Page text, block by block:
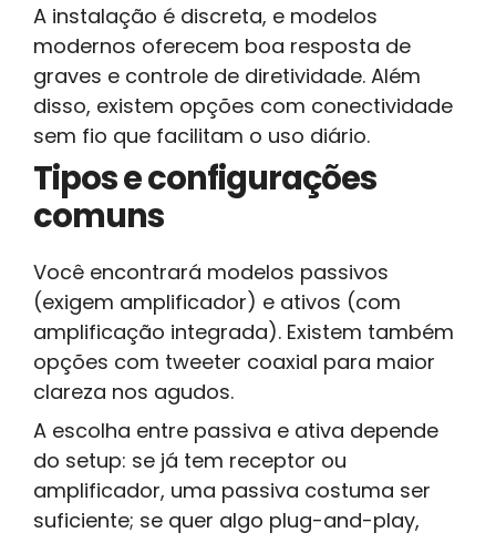
A instalação é discreta, e modelos
modernos oferecem boa resposta de
graves e controle de diretividade. Além
disso, existem opções com conectividade
sem fio que facilitam o uso diário.
Tipos e configurações
comuns
Você encontrará modelos passivos
(exigem amplificador) e ativos (com
amplificação integrada). Existem também
opções com tweeter coaxial para maior
clareza nos agudos.
A escolha entre passiva e ativa depende
do setup: se já tem receptor ou
amplificador, uma passiva costuma ser
suficiente; se quer algo plug-and-play,